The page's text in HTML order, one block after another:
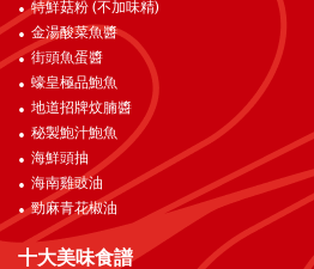
特鮮菇粉 (不加味精)
金湯酸菜魚醬
街頭魚蛋醬
蠔皇極品鮑魚
地道招牌炆腩醬
秘製鮑汁鮑魚
海鮮頭抽
海南雞豉油
勁麻青花椒油
十大美味食譜